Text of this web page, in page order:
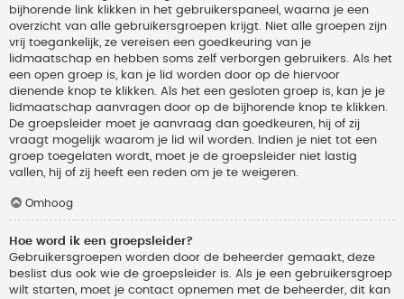
bijhorende link klikken in het gebruikerspaneel, waarna je een
overzicht van alle gebruikersgroepen krijgt. Niet alle groepen zijn
vrij toegankelijk, ze vereisen een goedkeuring van je
lidmaatschap en hebben soms zelf verborgen gebruikers. Als het
een open groep is, kan je lid worden door op de hiervoor
dienende knop te klikken. Als het een gesloten groep is, kan je je
lidmaatschap aanvragen door op de bijhorende knop te klikken.
De groepsleider moet je aanvraag dan goedkeuren, hij of zij
vraagt mogelijk waarom je lid wil worden. Indien je niet tot een
groep toegelaten wordt, moet je de groepsleider niet lastig
vallen, hij of zij heeft een reden om je te weigeren.
Omhoog
Hoe word ik een groepsleider?
Gebruikersgroepen worden door de beheerder gemaakt, deze
beslist dus ook wie de groepsleider is. Als je een gebruikersgroep
wilt starten, moet je contact opnemen met de beheerder, dit kan